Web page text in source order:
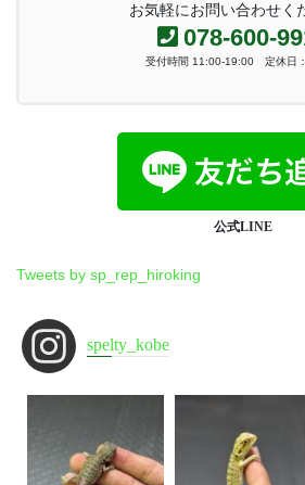
お気軽にお問い合わせく
078-600-
受付時間 11:00-19:00 定休日
公式LINE
Tweets by sp_rep_hiroking
spelty_kobe